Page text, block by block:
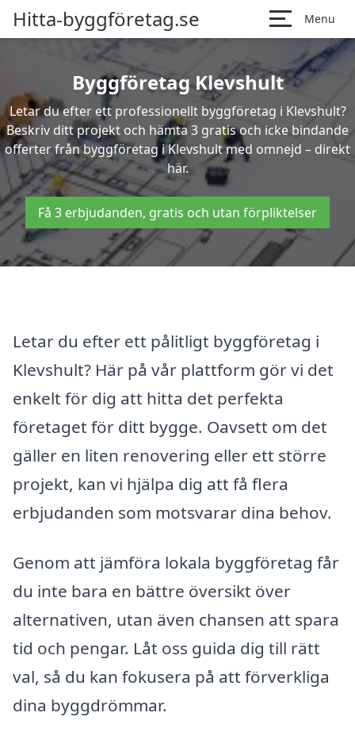
Hitta-byggföretag.se Menu
Byggföretag Klevshult
Letar du efter ett professionellt byggföretag i Klevshult?
Beskriv ditt projekt och hämta 3 gratis och icke bindande
offerter från byggföretag i Klevshult med omnejd – direkt
här.
Få 3 erbjudanden, gratis och utan förpliktelser
Letar du efter ett pålitligt byggföretag i
Klevshult? Här på vår plattform gör vi det
enkelt för dig att hitta det perfekta
företaget för ditt bygge. Oavsett om det
gäller en liten renovering eller ett större
projekt, kan vi hjälpa dig att få flera
erbjudanden som motsvarar dina behov.
Genom att jämföra lokala byggföretag får
du inte bara en bättre översikt över
alternativen, utan även chansen att spara
tid och pengar. Låt oss guida dig till rätt
val, så du kan fokusera på att förverkliga
dina byggdrömmar.